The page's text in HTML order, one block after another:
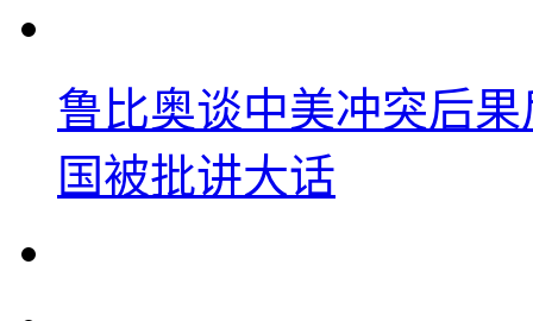
鲁比奥谈中美冲突后
国被批讲大话